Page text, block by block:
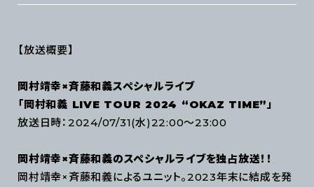
【放送概要】
岡村靖幸×斉藤和義スペシャルライブ
「岡村和義 LIVE TOUR 2024 “OKAZ TIME”」
放送日時：2024/07/31(水)22:00～23:00
岡村靖幸×斉藤和義のスペシャルライブを独占放送！！
岡村靖幸×斉藤和義によるユニット。2023年末に結成を発